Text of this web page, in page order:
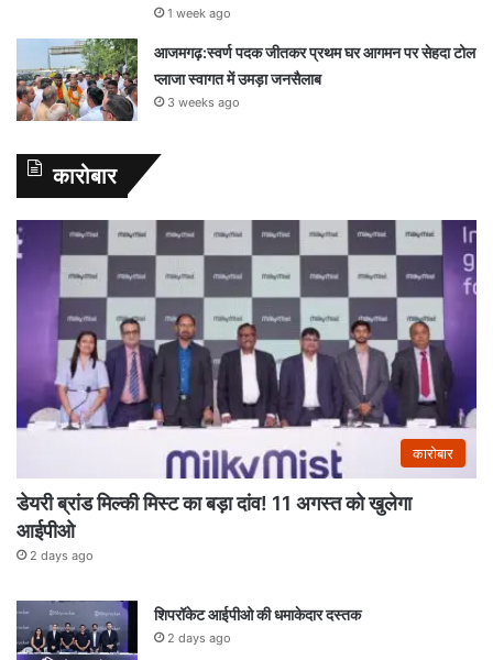
1 week ago
आजमगढ़:स्वर्ण पदक जीतकर प्रथम घर आगमन पर सेहदा टोल
प्लाजा स्वागत में उमड़ा जनसैलाब
3 weeks ago
कारोबार
कारोबार
डेयरी ब्रांड मिल्की मिस्ट का बड़ा दांव! 11 अगस्त को खुलेगा
आईपीओ
2 days ago
शिपरॉकेट आईपीओ की धमाकेदार दस्तक
2 days ago